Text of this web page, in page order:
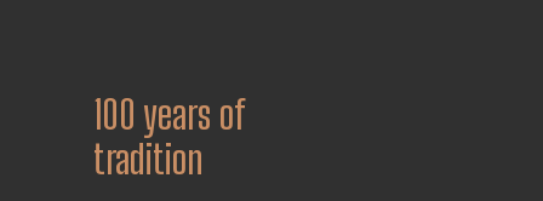
100 years of
tradition